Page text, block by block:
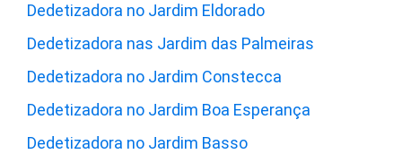
Dedetizadora no Jardim Eldorado
Dedetizadora nas Jardim das Palmeiras
Dedetizadora no Jardim Constecca
Dedetizadora no Jardim Boa Esperança
Dedetizadora no Jardim Basso